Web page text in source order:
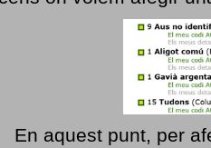
En aquest punt, per